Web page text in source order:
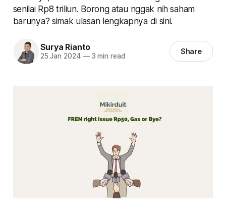
senilai Rp8 triliun. Borong atau nggak nih saham
barunya? simak ulasan lengkapnya di sini.
Surya Rianto
25 Jan 2024 —3 min read Share